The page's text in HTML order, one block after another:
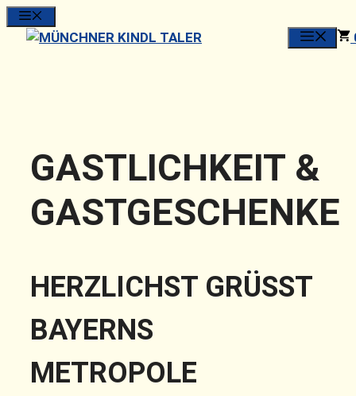
Zum
Inhalt
GASTLICHKEIT &
GASTGESCHENKE
HERZLICHST GRÜSST
BAYERNS
METROPOLE